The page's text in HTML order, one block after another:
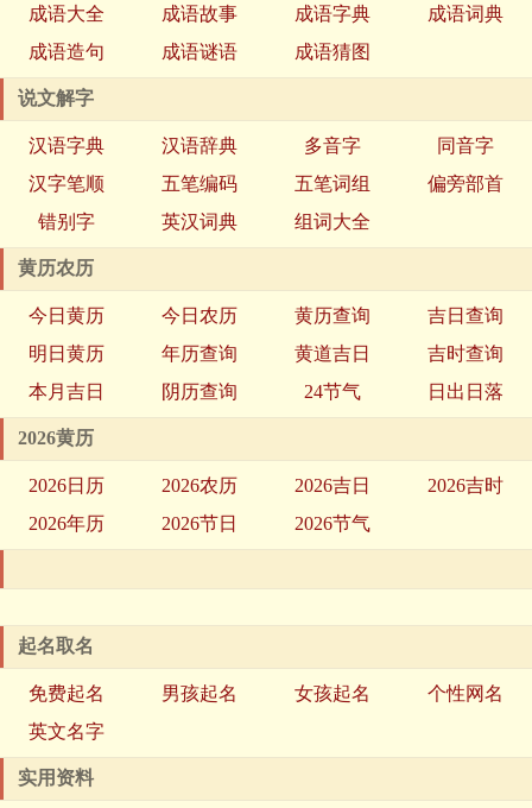
成语大全 成语故事 成语字典
成语词典
成语造句
成语谜语 成语猜图
说文解字
汉语字典 汉语辞典 多音字
同音字
汉字笔顺
五笔编码 五笔词组
偏旁部首
错别字
英汉词典 组词大全
黄历农历
今日黄历 今日农历 黄历查询
吉日查询
明日黄历
年历查询 黄道吉日
吉时查询
本月吉日
阴历查询 24节气 日出日落
2026黄历
2026日历 2026农历 2026吉日
2026吉时
2026年历
2026节日 2026节气
起名取名
免费起名 男孩起名 女孩起名
个性网名
英文名字
实用资料